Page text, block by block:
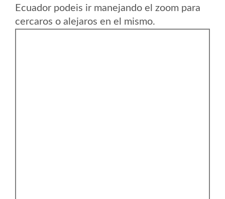
Ecuador podeis ir manejando el zoom para
cercaros o alejaros en el mismo.